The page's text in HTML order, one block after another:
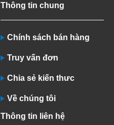
Thông tin chung
Chính sách bán hàng
Truy vấn đơn
Chia sẻ kiến thưc
Về chúng tôi
Thông tin liên hệ